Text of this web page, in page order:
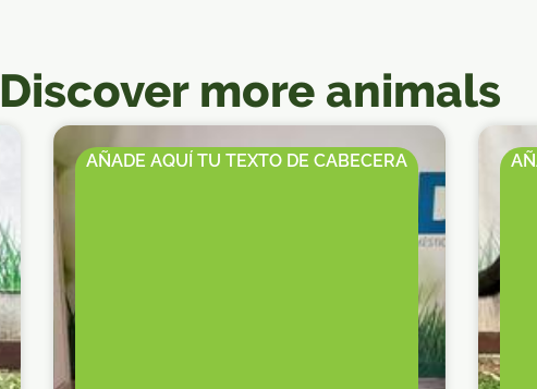
Discover more animals
AÑADE AQUÍ TU TEXTO DE CABECERA